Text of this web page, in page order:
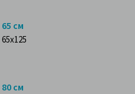
65 см
65x125
80 см